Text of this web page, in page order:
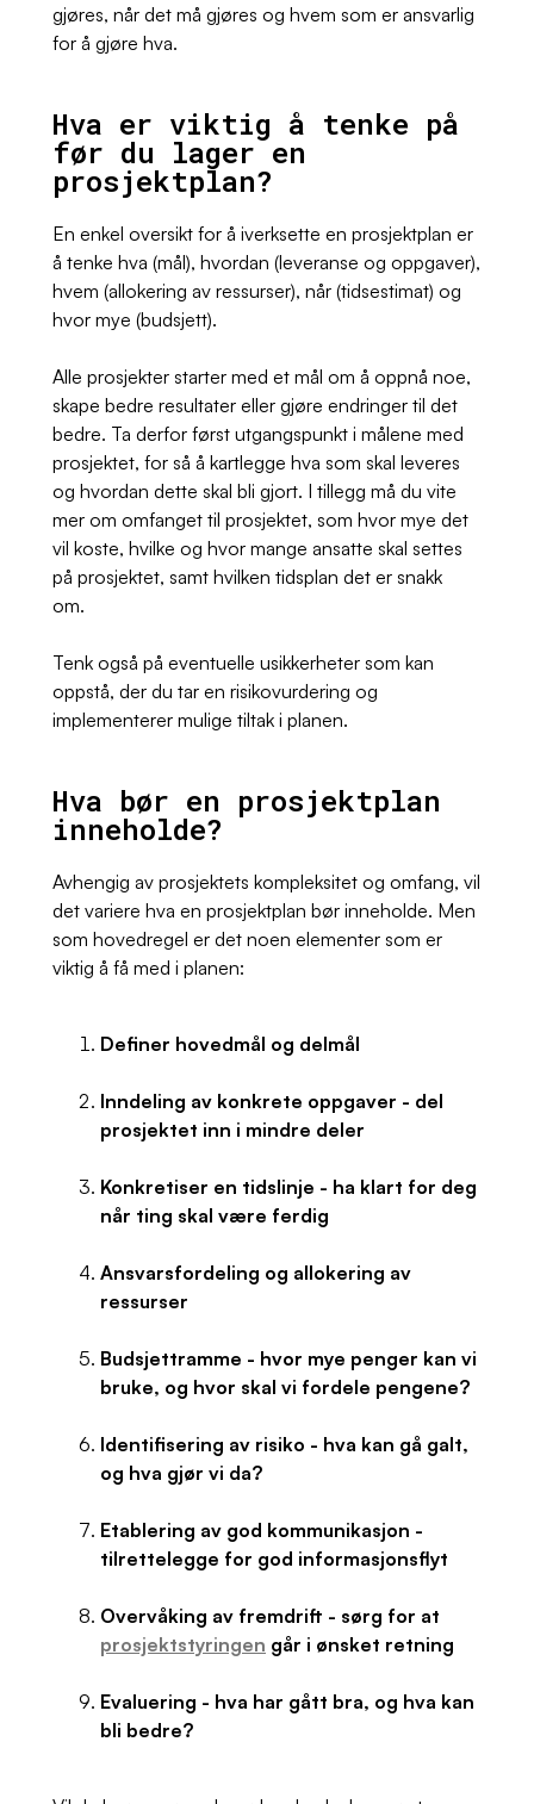
gjøres, når det må gjøres og hvem som er ansvarlig
for å gjøre hva.
Hva er viktig å tenke på
før du lager en
prosjektplan?
En enkel oversikt for å iverksette en prosjektplan er
å tenke hva (mål), hvordan (leveranse og oppgaver),
hvem (allokering av ressurser), når (tidsestimat) og
hvor mye (budsjett).
Alle prosjekter starter med et mål om å oppnå noe,
skape bedre resultater eller gjøre endringer til det
bedre. Ta derfor først utgangspunkt i målene med
prosjektet, for så å kartlegge hva som skal leveres
og hvordan dette skal bli gjort. I tillegg må du vite
mer om omfanget til prosjektet, som hvor mye det
vil koste, hvilke og hvor mange ansatte skal settes
på prosjektet, samt hvilken tidsplan det er snakk
om.
Tenk også på eventuelle usikkerheter som kan
oppstå, der du tar en risikovurdering og
implementerer mulige tiltak i planen.
Hva bør en prosjektplan
inneholde?
Avhengig av prosjektets kompleksitet og omfang, vil
det variere hva en prosjektplan bør inneholde. Men
som hovedregel er det noen elementer som er
viktig å få med i planen:
Definer hovedmål og delmål
Inndeling av konkrete oppgaver - del
prosjektet inn i mindre deler
Konkretiser en tidslinje - ha klart for deg
når ting skal være ferdig
Ansvarsfordeling og allokering av
ressurser
Budsjettramme - hvor mye penger kan vi
bruke, og hvor skal vi fordele pengene?
Identifisering av risiko - hva kan gå galt,
og hva gjør vi da?
Etablering av god kommunikasjon -
tilrettelegge for god informasjonsflyt
Overvåking av fremdrift - sørg for at
prosjektstyringen går i ønsket retning
Evaluering - hva har gått bra, og hva kan
bli bedre?